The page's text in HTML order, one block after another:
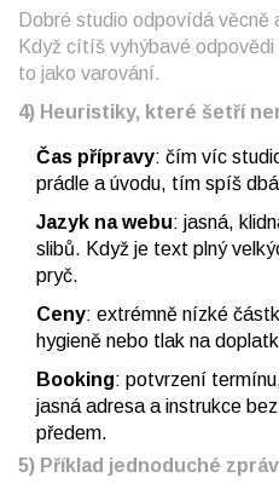
Dobré studio odpovídá věcně
Když cítíš vyhýbavé
to jako varování.
4) Heuristiky, které šetří
Čas přípravy: čím víc
prádle a úvodu, tím spíš
Jazyk na webu: jasná,
slibů. Když je text plný
pryč.
Ceny: extrémně nízké
hygieně nebo tlak na
Booking: potvrzení
jasná adresa a instrukce
předem.
5) Příklad jednoduché